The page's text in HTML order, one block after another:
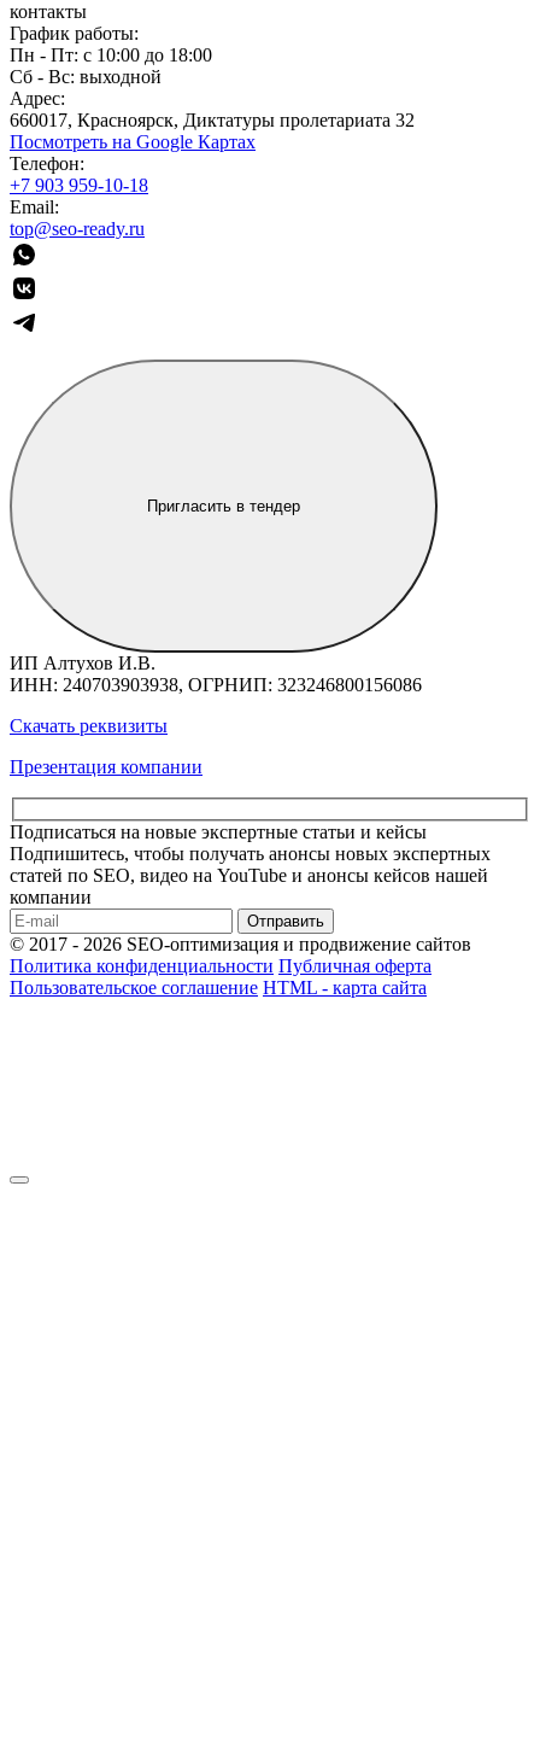
контакты
График работы:
Пн - Пт: с 10:00 до 18:00
Сб - Вс: выходной
Адрес:
660017, Красноярск, Диктатуры пролетариата 32
Посмотреть на Google Картах
Телефон:
+7 903 959-10-18
Email:
top@seo-ready.ru
Пригласить в тендер
ИП Алтухов И.В.
ИНН: 240703903938, ОГРНИП: 323246800156086
Скачать реквизиты
Презентация компании
Подписаться на новые экспертные статьи и кейсы
Подпишитесь, чтобы получать анонсы новых экспертных
статей по SEO, видео на YouTube и анонсы кейсов нашей
компании
Отправить
© 2017 - 2026 SEO-оптимизация и продвижение сайтов
Политика конфиденциальности Публичная оферта
Пользовательское соглашение HTML - карта сайта